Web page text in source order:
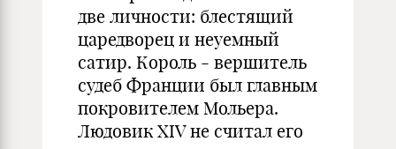
две личности: блестящий
царедворец и неуемный
сатир. Король - вершитель
судеб Франции был главным
покровителем Мольера.
Людовик ХIV не считал его